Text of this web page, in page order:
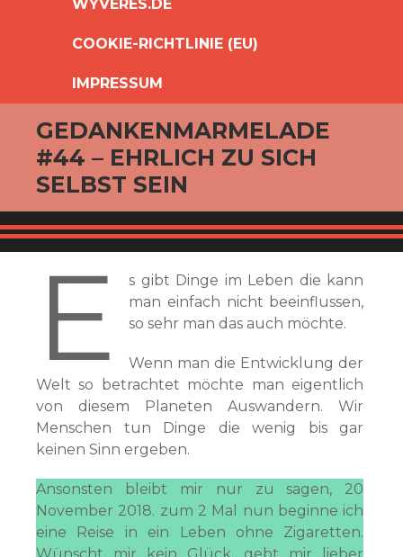
SPRINGEN
WYVERES.DE
COOKIE-RICHTLINIE (EU)
IMPRESSUM
GEDANKENMARMELADE
#44 – EHRLICH ZU SICH
SELBST SEIN
E
s gibt Dinge im Leben die kann
man einfach nicht beeinflussen,
so sehr man das auch möchte.
Wenn man die Entwicklung der
Welt so betrachtet möchte man eigentlich
von diesem Planeten Auswandern. Wir
Menschen tun Dinge die wenig bis gar
keinen Sinn ergeben.
Ansonsten bleibt mir nur zu sagen, 20
November 2018. zum 2 Mal nun beginne ich
eine Reise in ein Leben ohne Zigaretten.